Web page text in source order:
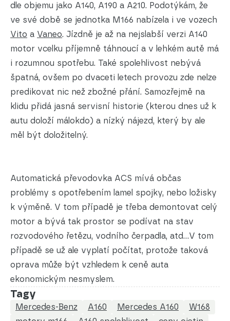
dle objemu jako A140, A190 a A210. Podotýkám, že
ve své době se jednotka M166 nabízela i ve vozech
Vito a Vaneo. Jízdně je až na nejslabší verzi A140
motor vcelku příjemně táhnoucí a v lehkém autě má
i rozumnou spotřebu. Také spolehlivost nebývá
špatná, ovšem po dvaceti letech provozu zde nelze
predikovat nic než zbožné přání. Samozřejmě na
klidu přidá jasná servisní historie (kterou dnes už k
autu doloží málokdo) a nízký nájezd, který by ale
měl být doložitelný.
Automatická převodovka ACS mívá občas
problémy s opotřebením lamel spojky, nebo ložisky
k výměně. V tom případě je třeba demontovat celý
motor a bývá tak prostor se podívat na stav
rozvodového řetězu, vodního čerpadla, atd…V tom
případě se už ale vyplatí počítat, protože taková
oprava může být vzhledem k ceně auta
ekonomickým nesmyslem.
Tagy
Mercedes-Benz A160 Mercedes A160
W168